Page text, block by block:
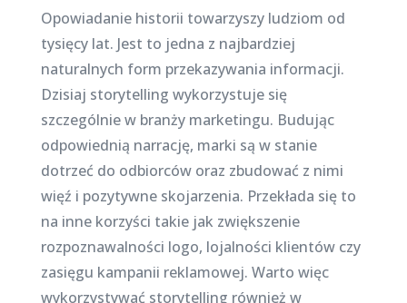
Opowiadanie historii towarzyszy ludziom od
tysięcy lat. Jest to jedna z najbardziej
naturalnych form przekazywania informacji.
Dzisiaj storytelling wykorzystuje się
szczególnie w branży marketingu. Budując
odpowiednią narrację, marki są w stanie
dotrzeć do odbiorców oraz zbudować z nimi
więź i pozytywne skojarzenia. Przekłada się to
na inne korzyści takie jak zwiększenie
rozpoznawalności logo, lojalności klientów czy
zasięgu kampanii reklamowej. Warto więc
wykorzystywać storytelling również w